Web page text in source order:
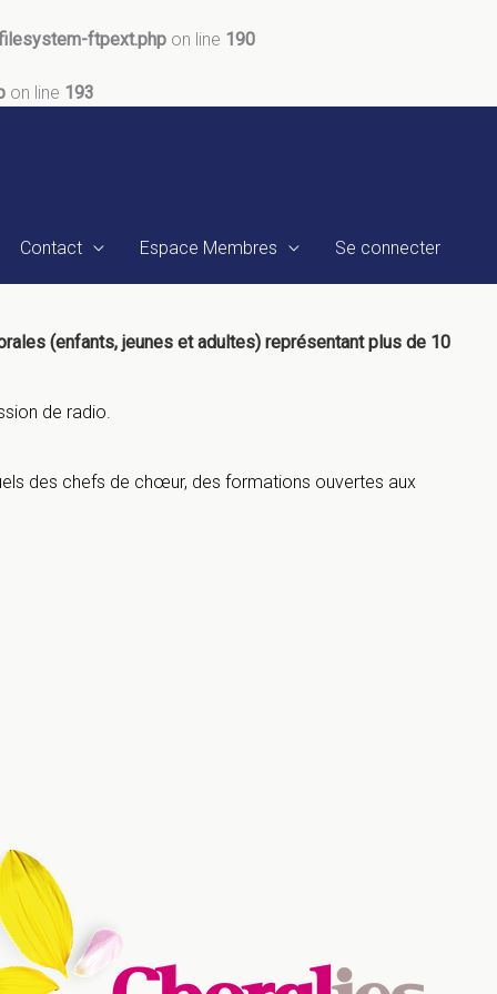
ftpext.php on line 190
on line 193
Contact Espace Membres Se connecter
(enfants, jeunes et adultes) représentant plus de 10
de radio.
des chefs de chœur, des formations ouvertes aux